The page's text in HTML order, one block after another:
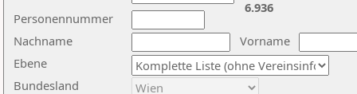
Nachname
Vorname
Ebene
Personennummer
Bundesland
6.936